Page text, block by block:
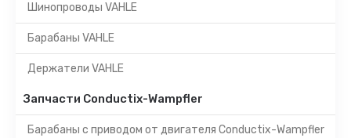
Шинопроводы VAHLE
Барабаны VAHLE
Держатели VAHLE
Запчасти Conductix-Wampfler
Барабаны с приводом от двигателя Conductix-Wampfler